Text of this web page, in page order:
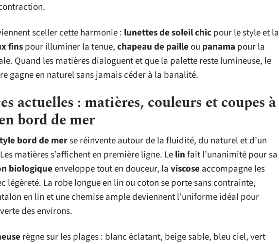
sceller cette harmonie : lunettes de soleil chicpour le style et la
finspour illuminer la tenue,chapeau de paille ou panama pour la
Quand les matières dialoguent et que la palette reste lumineuse, le
gagne en naturel sans jamais céder à la banalité.
actuelles : matières, couleurs et coupes à
bord de mer
bord de merse réinvente autour de la fluidité, du naturel et d’un
matières s’affichent en première ligne. Lelinfait l’unanimité pour sa
biologiqueenveloppe tout en douceur, laviscose accompagne les
légèreté. La robe longue en lin ou coton se porte sans contrainte,
en lin et une chemise ample deviennent l’uniforme idéal pour
des environs.
règne sur les plages : blanc éclatant, beige sable, bleu ciel, vert